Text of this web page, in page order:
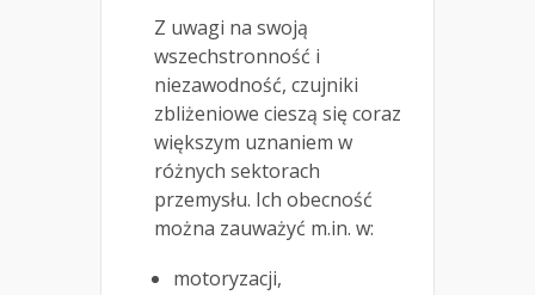
Z uwagi na swoją
wszechstronność i
niezawodność, czujniki
zbliżeniowe cieszą się coraz
większym uznaniem w
różnych sektorach
przemysłu. Ich obecność
można zauważyć m.in. w:
motoryzacji,